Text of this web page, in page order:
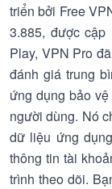
triển bởi Free
3.885, được cập
Play, VPN Pro
đánh giá trung
ứng dụng bảo
người dùng. Nó
dữ liệu ứng
thông tin tài
trình theo dõi.